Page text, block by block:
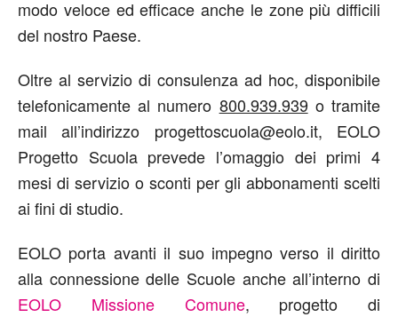
modo veloce ed efficace anche le zone più difficili
del nostro Paese.
Oltre al servizio di consulenza ad hoc, disponibile
telefonicamente al numero 800.939.939o tramite
mail all’indirizzo progettoscuola@eolo.it, EOLO
Progetto Scuola prevede l’omaggio dei primi 4
mesi di servizio o sconti per gli abbonamenti scelti
ai fini di studio.
EOLO porta avanti il suo impegno verso il diritto
alla connessione delle Scuole anche all’interno di
EOLO Missione Comune, progetto di